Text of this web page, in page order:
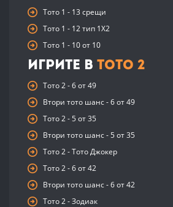
Тото 1 - 13 срещи
Тото 1 - 12 тип 1X2
Тото 1 - 10 от 10
Игрите в Тото 2
Тото 2 - 6 от 49
Втори тото шанс - 6 от 49
Тото 2 - 5 от 35
Втори тото шанс - 5 от 35
Тото 2 - Тото Джокер
Тото 2 - 6 от 42
Втори тото шанс - 6 от 42
Тото 2 - Зодиак